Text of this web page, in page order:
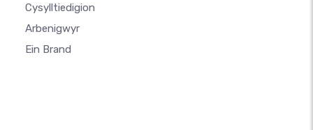
Cysylltiedigion
Arbenigwyr
Ein Brand